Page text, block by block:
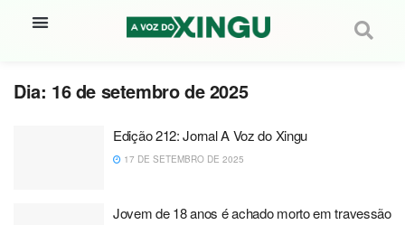
Dia: 16 de setembro de 2025
Edição 212: Jornal A Voz do Xingu
17 DE SETEMBRO DE 2025
Jovem de 18 anos é achado morto em travessão